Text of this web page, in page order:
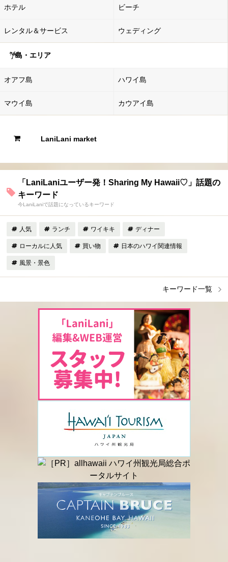
ホテル ビーチ
レンタル＆サービス ウェディング
島・エリア
オアフ島 ハワイ島
マウイ島 カウアイ島
LaniLani market
「LaniLaniユーザー発！Sharing My Hawaii♡」話題の
キーワード
今LaniLaniで話題になっているキーワード
人気 ランチ ワイキキ ディナー
ローカルに人気 買い物 日本のハワイ関連情報
風景・景色
キーワード一覧